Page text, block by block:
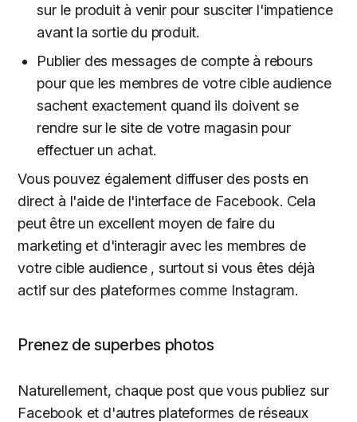
sur le produit à venir pour susciter l'impatience
avant la sortie du produit.
Publier des messages de compte à rebours
pour que les membres de votre cible audience
sachent exactement quand ils doivent se
rendre sur le site de votre magasin pour
effectuer un achat.
Vous pouvez également diffuser des posts en
direct à l'aide de l'interface de Facebook. Cela
peut être un excellent moyen de faire du
marketing et d'interagir avec les membres de
votre cible audience , surtout si vous êtes déjà
actif sur des plateformes comme Instagram.
Prenez de superbes photos
Naturellement, chaque post que vous publiez sur
Facebook et d'autres plateformes de réseaux